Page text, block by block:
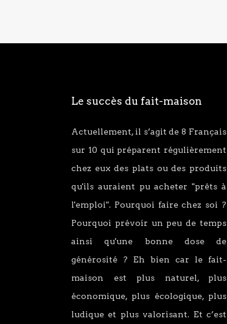
Le succès du fait-maison
Actuellement, il s’agit de 8 Français
sur 10 qui préparent régulièrement
chez eux des plats ou des produits
qu'ils auraient pu acheter "prêts à
l'emploi". Pourquoi faire chez soi ?
Pourquoi prévoir un peu de temps
ainsi qu'une bonne dose de
générosité ? Eh bien car le fait-
maison est plus naturel, plus
économique, plus écologique, plus
ludique et plus valorisant. Et c’est